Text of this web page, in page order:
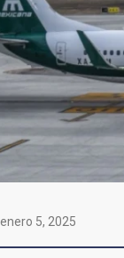
enero 5, 2025